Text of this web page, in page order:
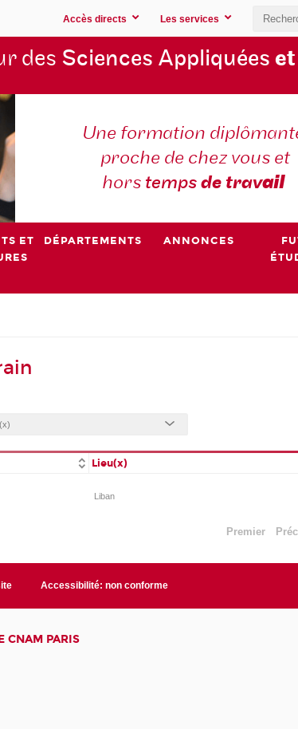
Accès directs Les services
des Sciences Appliquées
Une formation
proche de chez vous et
hors tempsde travail
ET
DÉPARTEMENTS ANNONCES
Lieu(x)
Liban
Premier
Accessibilité: non conforme
CNAM PARIS